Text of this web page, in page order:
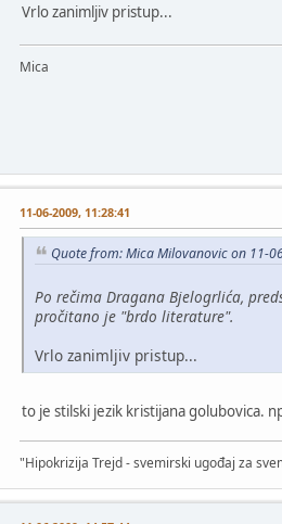
Vrlo zanimljiv pristup...
Mica
11-06-2009, 11:28:41
Quote from: Mica Milovanovic on 11-
Po rečima Dragana Bjelogrlića,
pročitano je "brdo literature".
Vrlo zanimljiv pristup...
to je stilski jezik kristijana golubovica.
"Hipokrizija Trejd - svemirski ugođaj za